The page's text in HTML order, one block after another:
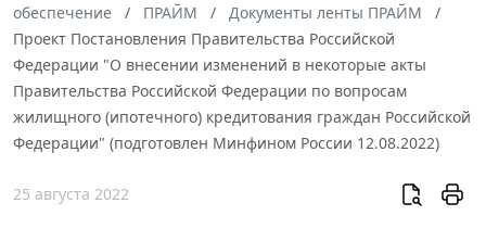
обеспечение
ПРАЙМ
Документы ленты ПРАЙМ
Проект Постановления Правительства Российской
Федерации "О внесении изменений в некоторые акты
Правительства Российской Федерации по вопросам
жилищного (ипотечного) кредитования граждан Российской
Федерации" (подготовлен Минфином России 12.08.2022)
25 августа 2022